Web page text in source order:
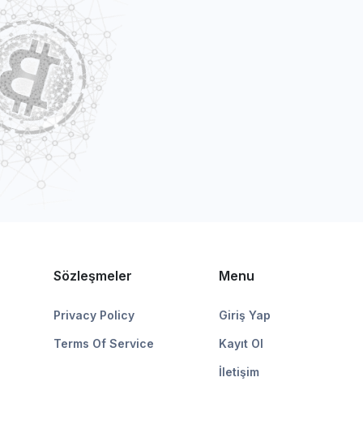
Sözleşmeler
Privacy Policy
Terms Of Service
Menu
Giriş Yap
Kayıt Ol
İletişim